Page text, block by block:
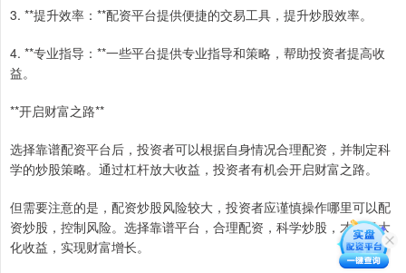
3. **提升效率：**配资平台提供便捷的交易工具，提升炒股效率。
4. **专业指导：**一些平台提供专业指导和策略，帮助投资者提高收
益。
**开启财富之路**
选择靠谱配资平台后，投资者可以根据自身情况合理配资，并制定科
学的炒股策略。通过杠杆放大收益，投资者有机会开启财富之路。
但需要注意的是，配资炒股风险较大，投资者应谨慎操作哪里可以配
资炒股，控制风险。选择靠谱平台，合理配资，科学炒股，才能最大
化收益，实现财富增长。